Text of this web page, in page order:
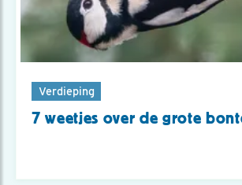
Verdieping
7 weetjes over de grote